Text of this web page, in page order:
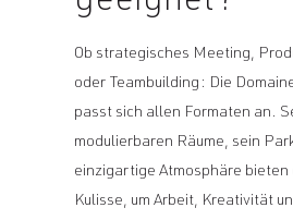
Ob strategisches Meeting,
oder Teambuilding: Die
passt sich allen Formaten an.
modulierbaren Räume, sein
einzigartige Atmosphäre bieten
Kulisse, um Arbeit, Kreativität